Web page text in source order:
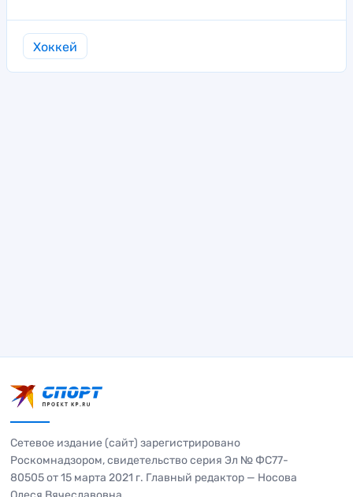
Хоккей
Сетевое издание (сайт) зарегистрировано
Роскомнадзором, свидетельство серия Эл № ФС77-
80505 от 15 марта 2021 г. Главный редактор — Носова